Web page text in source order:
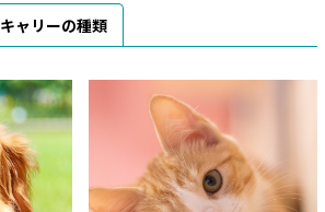
キャリーの種類